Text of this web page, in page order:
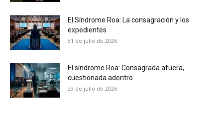
No te pierdas de las
El Síndrome Roa: La consagración y los
expedientes
31 de julio de 2026
El síndrome Roa: Consagrada afuera,
cuestionada adentro
29 de julio de 2026